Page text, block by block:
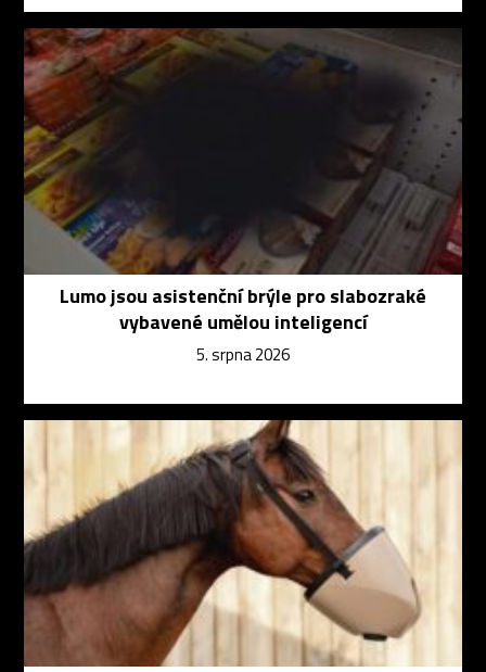
Lumo jsou asistenční brýle pro slabozraké
vybavené umělou inteligencí
5. srpna 2026